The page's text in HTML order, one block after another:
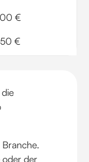
€
€
Branche.
oder der